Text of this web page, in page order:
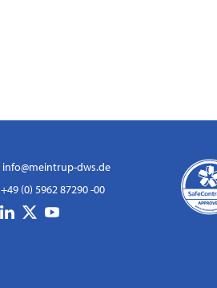
info@meintrup-dws.de
+49 (0) 5962 87290 -00